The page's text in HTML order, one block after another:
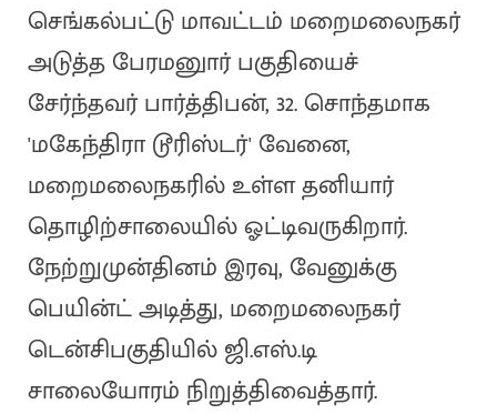
செங்கல்பட்டு மாவட்டம் மறைமலைநகர்
அடுத்த பேரமனுார் பகுதியைச்
சேர்ந்தவர் பார்த்திபன், 32. சொந்தமாக
'மகேந்திரா டூரிஸ்டர்' வேனை,
மறைமலைநகரில் உள்ள தனியார்
தொழிற்சாலையில் ஓட்டிவருகிறார்.
நேற்றுமுன்தினம் இரவு, வேனுக்கு
பெயின்ட் அடித்து, மறைமலைநகர்
டென்சிபகுதியில் ஜி.எஸ்.டி
சாலையோரம் நிறுத்திவைத்தார்.